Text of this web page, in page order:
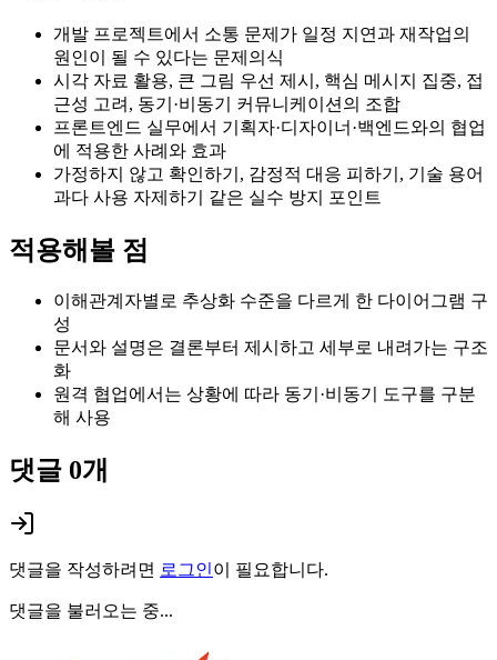
개발 프로젝트에서 소통 문제가 일정 지연과 재작업의
원인이 될 수 있다는 문제의식
시각 자료 활용, 큰 그림 우선 제시, 핵심 메시지 집중, 접
근성 고려, 동기·비동기 커뮤니케이션의 조합
프론트엔드 실무에서 기획자·디자이너·백엔드와의 협업
에 적용한 사례와 효과
가정하지 않고 확인하기, 감정적 대응 피하기, 기술 용어
과다 사용 자제하기 같은 실수 방지 포인트
적용해볼 점
이해관계자별로 추상화 수준을 다르게 한 다이어그램 구
성
문서와 설명은 결론부터 제시하고 세부로 내려가는 구조
화
원격 협업에서는 상황에 따라 동기·비동기 도구를 구분
해 사용
댓글 0개
댓글을 작성하려면 로그인이 필요합니다.
댓글을 불러오는 중...